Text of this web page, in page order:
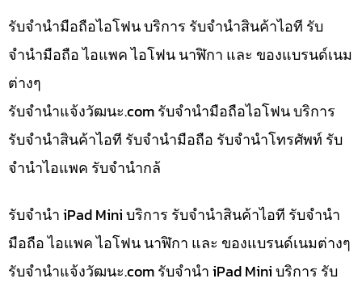
รับจำนำมือถือไอโฟน บริการ รับจำนำสินค้าไอที รับ
จำนำมือถือ ไอแพค ไอโฟน นาฬิกา และ ของแบรนด์เนม
ต่างๆ
รับจํานําแจ้งวัฒนะ.com รับจำนำมือถือไอโฟน บริการ
รับจำนำสินค้าไอที รับจำนำมือถือ รับจำนำโทรศัพท์ รับ
จำนำไอแพค รับจำนำกล้
รับจำนำ iPad Mini บริการ รับจำนำสินค้าไอที รับจำนำ
มือถือ ไอแพค ไอโฟน นาฬิกา และ ของแบรนด์เนมต่างๆ
รับจํานําแจ้งวัฒนะ.com รับจำนำ iPad Mini บริการ รับ